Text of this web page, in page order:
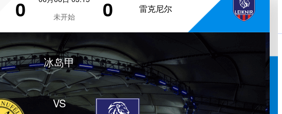
0
未开始
0 雷克尼尔
冰岛甲
VS